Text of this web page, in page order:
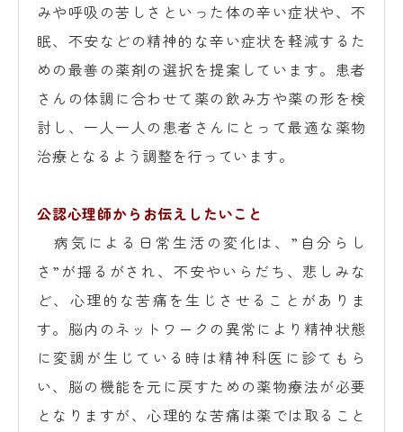
みや呼吸の苦しさといった体の辛い症状や、不
眠、不安などの精神的な辛い症状を軽減するた
めの最善の薬剤の選択を提案しています。患者
さんの体調に合わせて薬の飲み方や薬の形を検
討し、一人一人の患者さんにとって最適な薬物
治療となるよう調整を行っています。
公認心理師からお伝えしたいこと
病気による日常生活の変化は、”自分らし
さ”が揺るがされ、不安やいらだち、悲しみな
ど、心理的な苦痛を生じさせることがありま
す。脳内のネットワークの異常により精神状態
に変調が生じている時は精神科医に診てもら
い、脳の機能を元に戻すための薬物療法が必要
となりますが、心理的な苦痛は薬では取ること